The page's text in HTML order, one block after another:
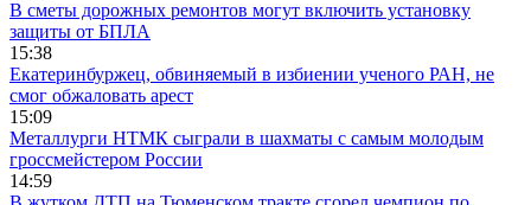
В сметы дорожных ремонтов могут включить установку
защиты от БПЛА
15:38
Екатеринбуржец, обвиняемый в избиении ученого РАН, не
смог обжаловать арест
15:09
Металлурги НТМК сыграли в шахматы с самым молодым
гроссмейстером России
14:59